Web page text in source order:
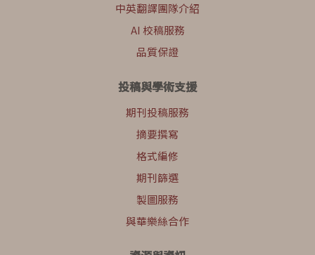
中英翻譯團隊介紹
AI 校稿服務
品質保證
投稿與學術支援
期刊投稿服務
摘要撰寫
格式編修
期刊篩選
製圖服務
與華樂絲合作